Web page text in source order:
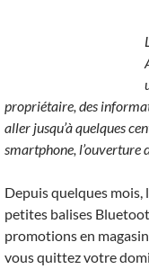
propriétaire, des
aller jusqu’à quelques
smartphone, l’ouverture
Depuis quelques mois,
petites balises
promotions en
vous quittez votre